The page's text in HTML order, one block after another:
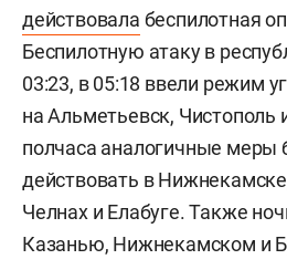
действовала беспилотная
Беспилотную атаку в
03:23, в 05:18 ввели режим
на Альметьевск, Чистополь
полчаса аналогичные меры
действовать в
Челнах и Елабуге. Также
Казанью, Нижнекамском и